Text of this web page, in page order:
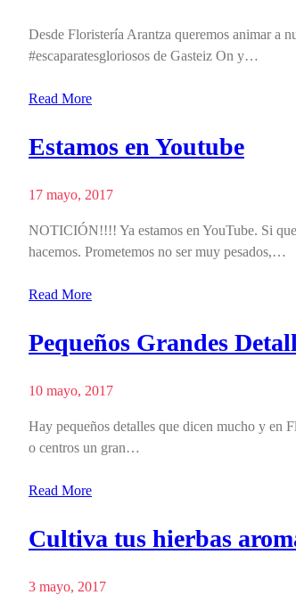
Desde Floristería Arantza queremos animar a
#escaparatesgloriosos de Gasteiz On y…
Read More
Estamos en Youtube
17 mayo, 2017
NOTICIÓN!!!! Ya estamos en YouTube. Si
hacemos. Prometemos no ser muy pesados,…
Read More
Pequeños Grandes
10 mayo, 2017
Hay pequeños detalles que dicen mucho y en
o centros un gran…
Read More
Cultiva tus hierbas
3 mayo, 2017